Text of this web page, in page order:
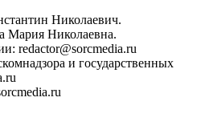
Николаевич.
Мария Николаевна.
redactor@sorcmedia.ru
и государственных